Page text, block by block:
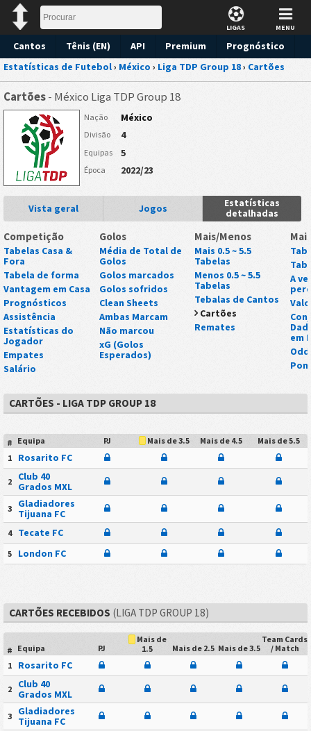
LIGAS MENU
Cantos Tênis (EN) API Premium
Prognóstico
Estatísticas de Futebol› México › Liga TDP Group 18› Cartões
Cartões- México Liga TDP Group 18
Nação México
Divisão 4
Equipas 5
Época 2022/23
Vista geral Jogos
Estatísticas
detalhadas
Competição
Tabelas Casa &
Fora
Tabela de forma
Vantagem em Casa
Prognósticos
Assistência
Estatísticas do
Jogador
Empates
Salário
Golos
Média de Total de
Golos
Golos marcados
Golos sofridos
Clean Sheets
Ambas Marcam
Não marcou
xG (Golos
Esperados)
Mais/Menos
Mais 0.5 ~ 5.5
Tabelas
Menos 0.5 ~ 5.5
Tabelas
Tebalas de Cantos
Cartões
Remates
Mais
A
em
CARTÕES - LIGA TDP GROUP 18
# Equipa PJ Mais de 3.5 Mais de 4.5
Mais de 5.5
1
Rosarito FC
2
Club 40
Grados MXL
3
Gladiadores
Tijuana FC
4 Tecate FC
5 London FC
CARTÕES RECEBIDOS (LIGA TDP GROUP 18)
# Equipa PJ
Mais de
1.5
Mais de 2.5 Mais de 3.5
Team Cards
/ Match
1
Rosarito FC
2
Club 40
Grados MXL
3
Gladiadores
Tijuana FC